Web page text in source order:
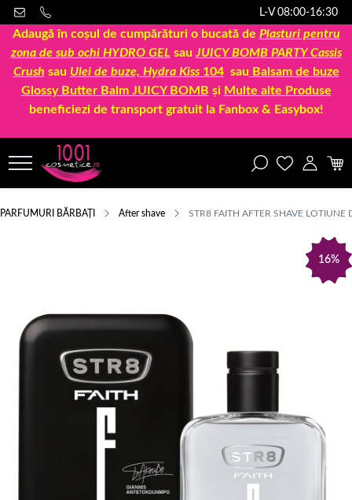
L-V 08:00-16:30
Adaugă în coșul de cumpărături o bucată de Plasturi pentru
zona de sub ochi HYDRO GEL sau JUICY BOMB PARTY Cassis
Crush sau Ulei de buze, Hydra Kiss 104sau Balsam de buze
Glossy Butter Balm JUICY BOMB și Multe alte Produse
beneficiezi de transport gratuit la Fanbox & Easybox!
PARFUMURI BĂRBAȚI After shave STR8 FAITH AFTER SHAVE LOTIUNE
16%